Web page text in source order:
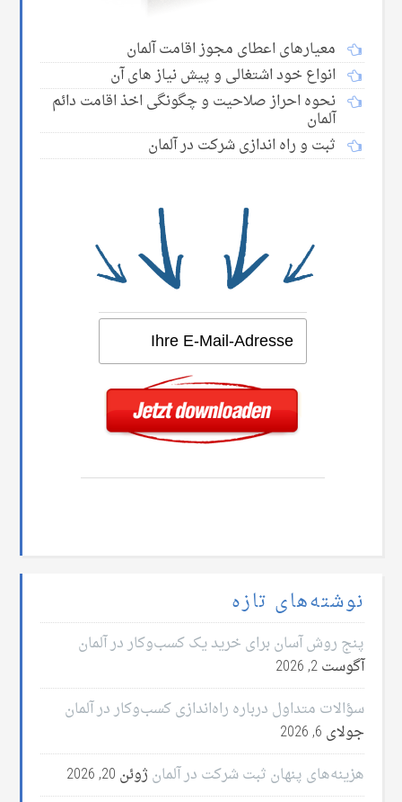
معیارهای اعطای مجوز اقامت آلمان
انواع خود اشتغالی و پیش نیاز های آن
نحوه احراز صلاحیت و چگونگی اخذ اقامت دائم
آلمان
ثبت و راه اندازی شرکت در آلمان
نوشته‌های تازه
پنج روش آسان برای خرید یک کسب‌وکار در آلمان
آگوست 2, 2026
سؤالات متداول درباره راه‌اندازی کسب‌وکار در آلمان
جولای 6, 2026
هزینه‌های پنهان ثبت شرکت در آلمان ژوئن 20, 2026